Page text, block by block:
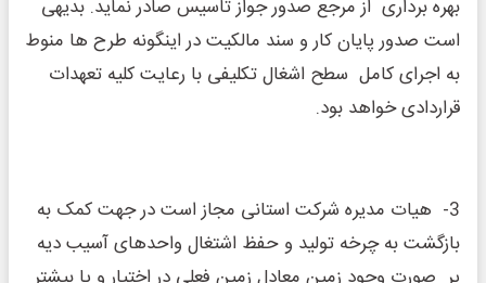
بهره برداری از مرجع صدور جواز تاسیس صادر نماید. بدیهی
است صدور پایان کار و سند مالکیت در اینگونه طرح ها منوط
به اجرای کامل سطح اشغال تکلیفی با رعایت کلیه تعهدات
قراردادی خواهد بود.
3- هیات مدیره شرکت استانی مجاز است در جهت کمک به
بازگشت به چرخه تولید و حفظ اشتغال واحدهای آسیب دیه